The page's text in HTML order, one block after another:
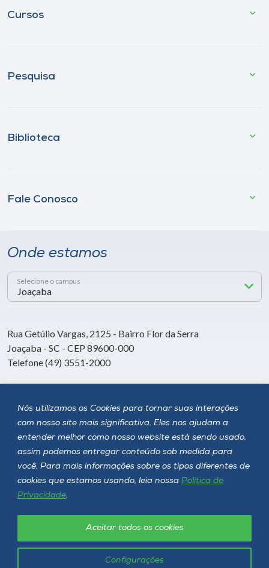
Nós utilizamos os Cookies para tornar suas interações
com nosso site mais significativa. Eles nos ajudam a
entender melhor como nosso website está sendo usado,
assim podemos entregar conteúdo sob medida para
você. Para mais informações sobre os tipos diferentes de
cookies que estamos usando, leia nossa Política de
Privacidade.
Configurações
Aceitar todos os cookies
Cursos
Pesquisa
Biblioteca
Fale Conosco
Onde estamos
Selecione o campus
Rua Getúlio Vargas, 2125 - Bairro Flor da Serra
Joaçaba - SC - CEP 89600-000
Telefone (49) 3551-2000
Siga a Unoesc
Unoesc © 2026 - Todos os direitos reservados
Política de privacidade LGPD